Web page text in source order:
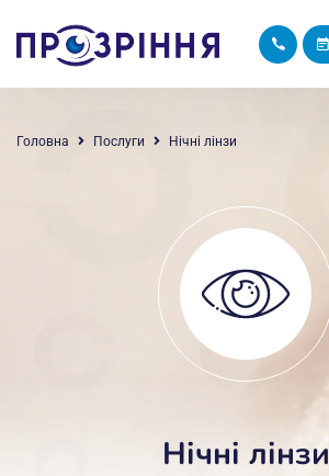
Головна Послуги Нічні лінзи
Нічні лінзи